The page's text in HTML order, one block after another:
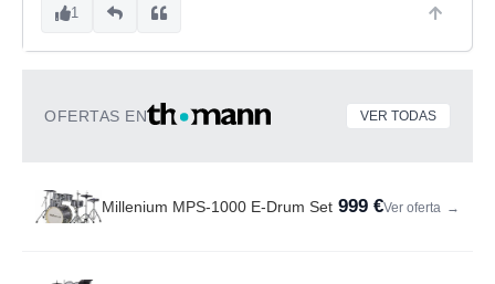
1
OFERTAS EN VER TODAS
Millenium MPS-1000 E-Drum Set 999 €Ver oferta →